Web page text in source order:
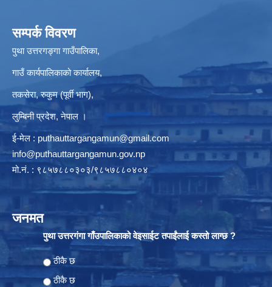
सम्पर्क विवरण
पुथा उत्तरगङ्गा गाउँपालिका,
गाउँ कार्यपालिकाको कार्यालय,
तकसेरा, रुकुम (पूर्वी भाग),
लुम्बिनी प्रदेश, नेपाल ।
ई-मेल : puthauttargangamun@gmail.com
info@puthauttargangamun.gov.np
मो.नं. : ९८५७८८०३०३/९८५७८८०४०४
जनमत
पुथा उत्तरगंगा गाँउपालिकाको वेइसाईट तपाईंलाई कस्तो लाग्छ ?
Choices
ठीकै छ
ठीकै छ